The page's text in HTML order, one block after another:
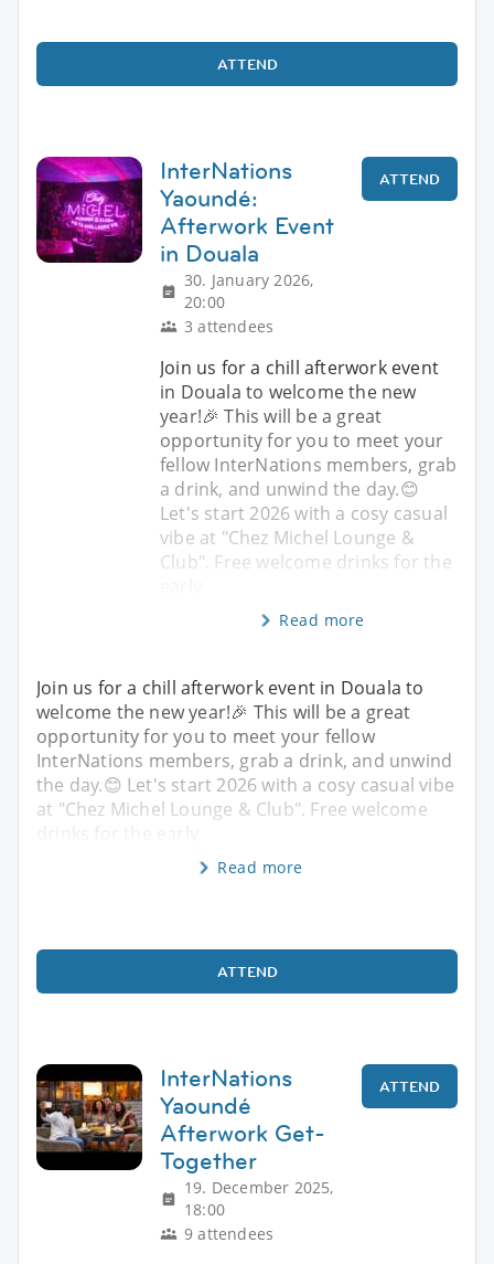
ATTEND
InterNations
Yaoundé:
Afterwork Event
in Douala
30. January 2026,
20:00
3 attendees
ATTEND
Join us for a chill afterwork event
in Douala to welcome the new
year!🎉 This will be a great
opportunity for you to meet your
fellow InterNations members, grab
a drink, and unwind the day.😊
Let's start 2026 with a cosy casual
vibe at "Chez Michel Lounge &
Club". Free welcome drinks for the
Read more
Join us for a chill afterwork event in Douala to
welcome the new year!🎉 This will be a great
opportunity for you to meet your fellow
InterNations members, grab a drink, and unwind
the day.😊 Let's start 2026 with a cosy casual vibe
at "Chez Michel Lounge & Club". Free welcome
drinks for the early
Read more
ATTEND
InterNations
Yaoundé
Afterwork Get-
Together
19. December 2025,
18:00
9 attendees
ATTEND